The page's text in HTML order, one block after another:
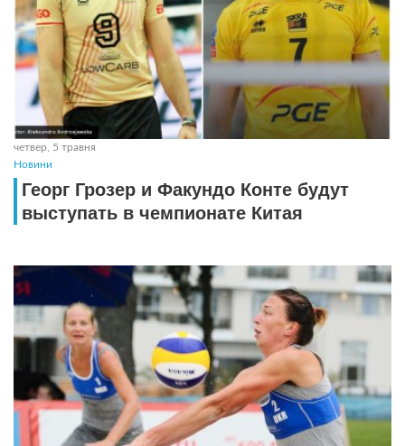
четвер, 5 травня
Новини
Георг Грозер и Факундо Конте будут
выступать в чемпионате Китая